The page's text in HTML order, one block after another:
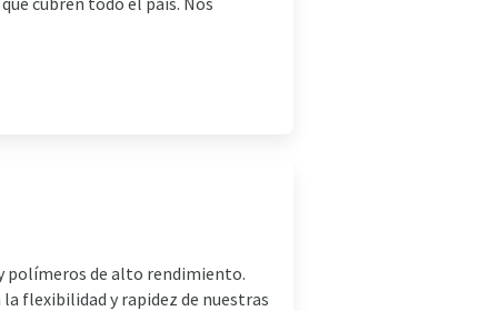
polímeros de alto rendimiento.
flexibilidad y rapidez de nuestras